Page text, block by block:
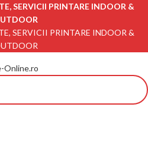
SERVICII PRINTARE INDOOR &
SERVICII PRINTARE INDOOR &